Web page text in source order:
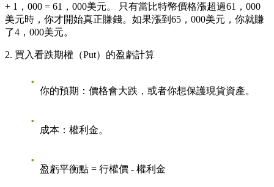
+ 1，000 = 61，000美元。 只有當比特幣價格漲超過61，000
美元時，你才開始真正賺錢。如果漲到65，000美元，你就賺
了4，000美元。
2. 買入看跌期權（Put）的盈虧計算
你的預期 ：價格會大跌，或者你想保護現貨資產。
成本 ：權利金。
盈虧平衡點 = 行權價 - 權利金